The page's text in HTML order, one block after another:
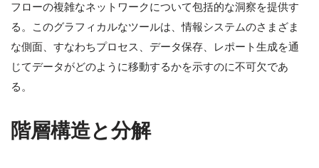
フローの複雑なネットワークについて包括的な洞察を提供す
る。このグラフィカルなツールは、情報システムのさまざま
な側面、すなわちプロセス、データ保存、レポート生成を通
じてデータがどのように移動するかを示すのに不可欠であ
る。
階層構造と分解